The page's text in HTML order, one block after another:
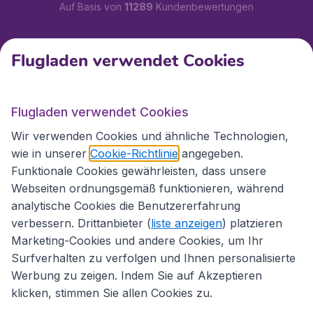
Auf Basis von 11289 Kundenbewertungen
Kundenservice
Flugladen.at
Internationale Webseiten
Flugladen verwendet Cookies
Flugladen verwendet Cookies
Wir verwenden Cookies und ähnliche Technologien,
wie in unserer Cookie-Richtlinie angegeben.
Funktionale Cookies gewährleisten, dass unsere
Webseiten ordnungsgemäß funktionieren, während
analytische Cookies die Benutzererfahrung
verbessern. Drittanbieter (liste anzeigen) platzieren
Marketing-Cookies und andere Cookies, um Ihr
Surfverhalten zu verfolgen und Ihnen personalisierte
Werbung zu zeigen. Indem Sie auf Akzeptieren
klicken, stimmen Sie allen Cookies zu.